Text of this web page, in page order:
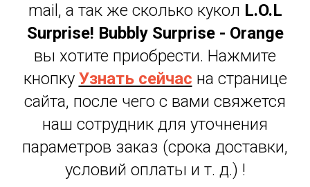
mail, а так же сколько кукол L.O.L
Surprise! Bubbly Surprise - Orange
вы хотите приобрести. Нажмите
кнопку Узнать сейчас на странице
сайта, после чего с вами свяжется
наш сотрудник для уточнения
параметров заказ (срока доставки,
условий оплаты и т. д.) !